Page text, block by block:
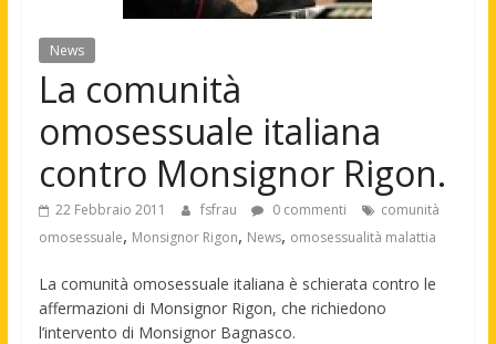
News
La comunità
omosessuale italiana
contro Monsignor Rigon.
22 Febbraio 2011 fsfrau 0 commenti
comunità
omosessuale, Monsignor Rigon, News, omosessualità malattia
La comunità omosessuale italiana è schierata contro le
affermazioni di Monsignor Rigon, che richiedono
l’intervento di Monsignor Bagnasco.